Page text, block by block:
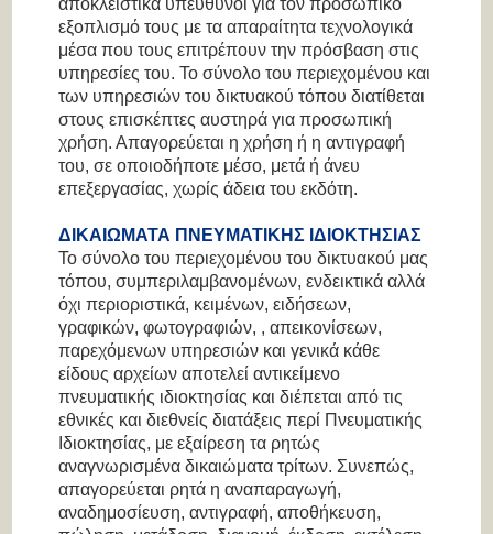
αποκλειστικά υπεύθυνοι για τον προσωπικό
εξοπλισμό τους με τα απαραίτητα τεχνολογικά
μέσα που τους επιτρέπουν την πρόσβαση στις
υπηρεσίες του. Το σύνολο του περιεχομένου και
των υπηρεσιών του δικτυακού τόπου διατίθεται
στους επισκέπτες αυστηρά για προσωπική
χρήση. Απαγορεύεται η χρήση ή η αντιγραφή
του, σε οποιοδήποτε μέσο, μετά ή άνευ
επεξεργασίας, χωρίς άδεια του εκδότη.
ΔΙΚΑΙΩΜΑΤΑ ΠΝΕΥΜΑΤΙΚΗΣ ΙΔΙΟΚΤΗΣΙΑΣ
Το σύνολο του περιεχομένου του δικτυακού μας
τόπου, συμπεριλαμβανομένων, ενδεικτικά αλλά
όχι περιοριστικά, κειμένων, ειδήσεων,
γραφικών, φωτογραφιών, , απεικονίσεων,
παρεχόμενων υπηρεσιών και γενικά κάθε
είδους αρχείων αποτελεί αντικείμενο
πνευματικής ιδιοκτησίας και διέπεται από τις
εθνικές και διεθνείς διατάξεις περί Πνευματικής
Ιδιοκτησίας, με εξαίρεση τα ρητώς
αναγνωρισμένα δικαιώματα τρίτων. Συνεπώς,
απαγορεύεται ρητά η αναπαραγωγή,
αναδημοσίευση, αντιγραφή, αποθήκευση,